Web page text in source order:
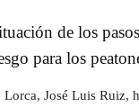
de los
para los
José Luis Ruiz,